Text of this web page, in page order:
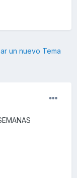
un nuevo Tema